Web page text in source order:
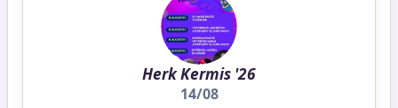
Herk Kermis '26
14/08